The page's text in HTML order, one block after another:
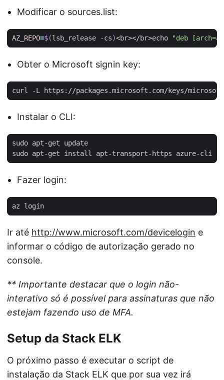
Modificar o sources.list:
AZ_REPO=$(lsb_release -cs)<br></br>echo "deb
Obter o Microsoft signin key:
curl -L https://packages.microsoft.com/keys/
Instalar o CLI:
Fazer login:
Ir até http://www.microsoft.com/devicelogin e
informar o código de autorização gerado no
console.
** Importante destacar que o login não-
interativo só é possível para assinaturas que não
estejam fazendo uso de MFA.
Setup da Stack ELK
O próximo passo é executar o script de
instalação da Stack ELK que por sua vez irá